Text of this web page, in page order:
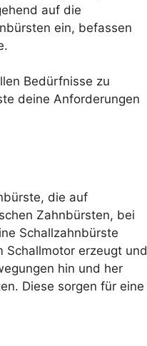
auf die
ein, befassen
Bedürfnisse zu
deine Anforderungen
die auf
Zahnbürsten, bei
Schallzahnbürste
Schallmotor erzeugt und
hin und her
Diese sorgen für eine